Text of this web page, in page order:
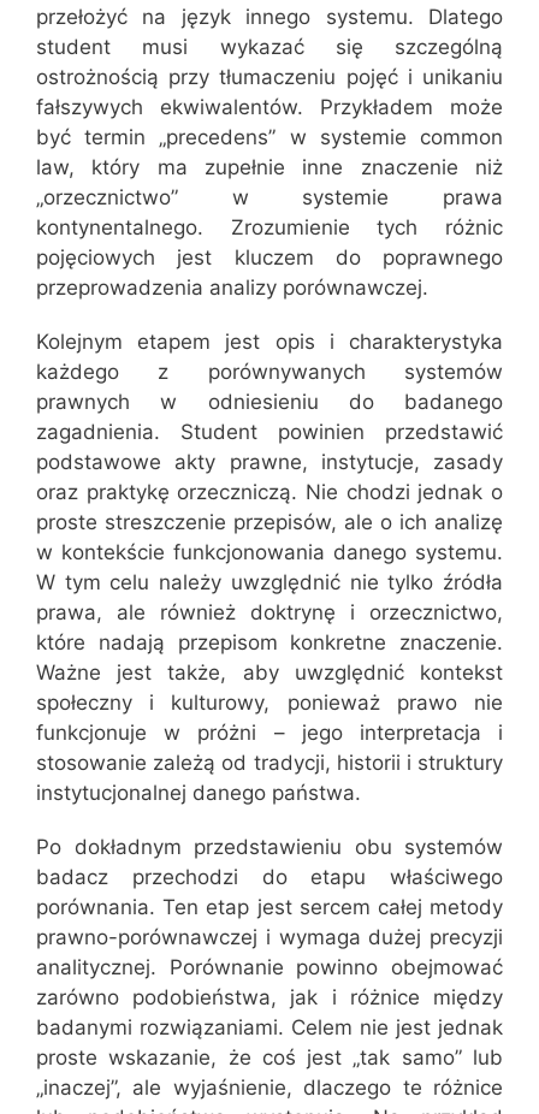
przełożyć na język innego systemu. Dlatego
student musi wykazać się szczególną
ostrożnością przy tłumaczeniu pojęć i unikaniu
fałszywych ekwiwalentów. Przykładem może
być termin „precedens” w systemie common
law, który ma zupełnie inne znaczenie niż
„orzecznictwo” w systemie prawa
kontynentalnego. Zrozumienie tych różnic
pojęciowych jest kluczem do poprawnego
przeprowadzenia analizy porównawczej.
Kolejnym etapem jest opis i charakterystyka
każdego z porównywanych systemów
prawnych w odniesieniu do badanego
zagadnienia. Student powinien przedstawić
podstawowe akty prawne, instytucje, zasady
oraz praktykę orzeczniczą. Nie chodzi jednak o
proste streszczenie przepisów, ale o ich analizę
w kontekście funkcjonowania danego systemu.
W tym celu należy uwzględnić nie tylko źródła
prawa, ale również doktrynę i orzecznictwo,
które nadają przepisom konkretne znaczenie.
Ważne jest także, aby uwzględnić kontekst
społeczny i kulturowy, ponieważ prawo nie
funkcjonuje w próżni – jego interpretacja i
stosowanie zależą od tradycji, historii i struktury
instytucjonalnej danego państwa.
Po dokładnym przedstawieniu obu systemów
badacz przechodzi do etapu właściwego
porównania. Ten etap jest sercem całej metody
prawno-porównawczej i wymaga dużej precyzji
analitycznej. Porównanie powinno obejmować
zarówno podobieństwa, jak i różnice między
badanymi rozwiązaniami. Celem nie jest jednak
proste wskazanie, że coś jest „tak samo” lub
„inaczej”, ale wyjaśnienie, dlaczego te różnice